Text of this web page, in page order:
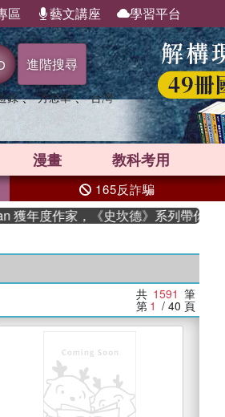
區 藝文講座 學習平台
進階搜尋
錄、 方念華 、 台灣
漫畫 教科考用
165反詐騙
作家，《史坎德》系列帶你踏上熱血
共 1591 筆
第 1 / 40 頁